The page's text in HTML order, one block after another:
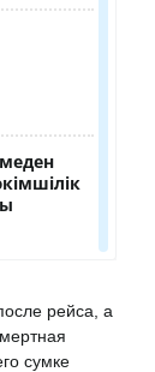
рейса, а
сумке